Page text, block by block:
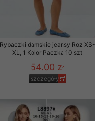
Rybaczki damskie jeansy Roz XS-
XL, 1 Kolor Paczka 10 szt
54.00 zł
szczegóły